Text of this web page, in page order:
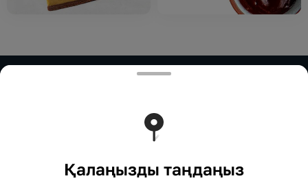
ИП Нурымбетов
Тиімді ядрода жұмыс істейді
Қалаңызды таңдаңыз